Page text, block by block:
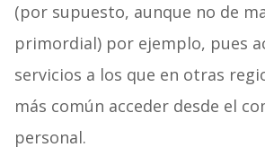
(por supuesto, aunque no de
primordial) por ejemplo, pues
servicios a los que en otras
más común acceder desde el
personal.